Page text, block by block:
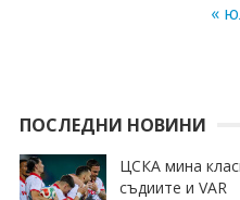
«
ПОСЛЕДНИ НОВИНИ
ЦСКА мина
съдиите и VAR